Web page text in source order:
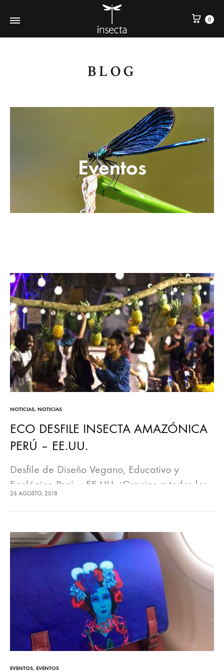
0
BLOG
Eventos
NOTICIAS, NOTICIAS
ECO DESFILE INSECTA AMAZÓNICA
PERÚ – EE.UU.
Desfile de Diseño Vegano, Educativo y
Ecológico Perú – EE.UU. ¡Gracias a todos los
insect@s que asistieron a este evento bonito
donde presentamos nuestra colección de
Cuero Vegetal de Piña…
26 AGOSTO, 2018
EVENTOS, EVENTOS